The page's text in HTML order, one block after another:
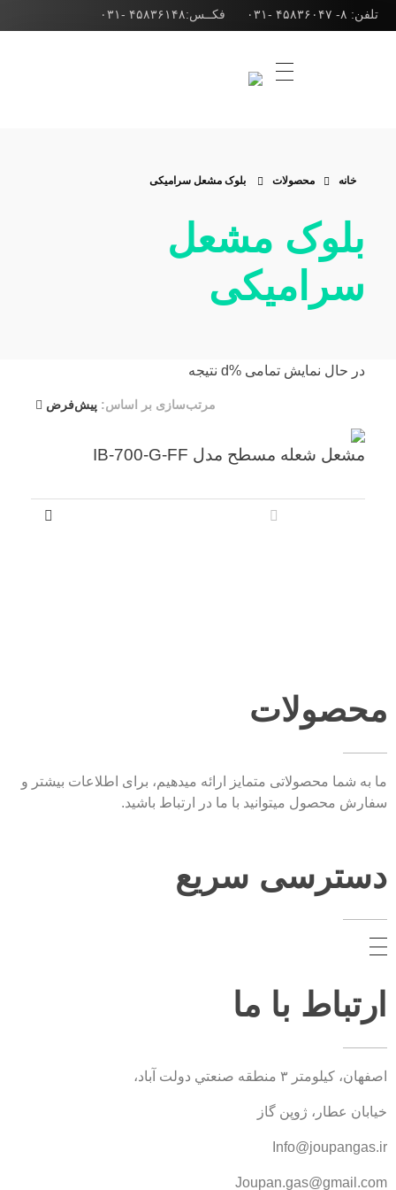
تلفن: ۸- ۴۵۸۳۶۰۴۷ -۰۳۱ فکــس:۴۵۸۳۶۱۴۸ -۰۳۱
خانه محصولات بلوک مشعل سرامیکی
بلوک مشعل
سرامیکی
‫در حال نمایش تمامی %d نتیجه
مرتب‌سازی بر اساس: پیش‌فرض
مشعل شعله مسطح مدل IB-700-G-FF
محصولات
ما به شما محصولاتی متمایز ارائه میدهیم، برای اطلاعات بیشتر و
سفارش محصول میتوانید با ما در ارتباط باشید.
دسترسی سریع
ارتباط با ما
اصفهان، کيلومتر ۳ منطقه صنعتي دولت آباد،
خیابان عطار، ژوپن گاز
Info@joupangas.ir
Joupan.gas@gmail.com